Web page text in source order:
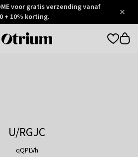
voor gratis verzending vanaf
+ 10% korting.
Otrium
U/RGJC
qQPLVh